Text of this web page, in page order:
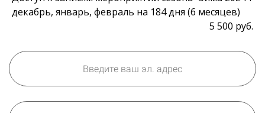
декабрь, январь, февраль на 184 дня (6 месяцев)
5 500 руб.